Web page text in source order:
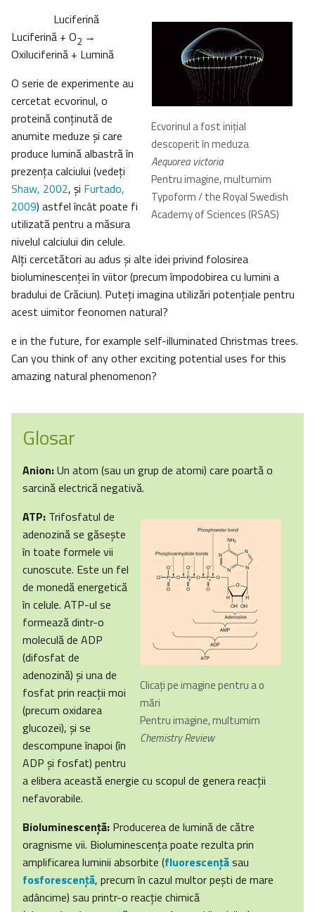
Ecvorinul a fost iniţial
descoperit în meduza
Aequorea victoria
Pentru imagine, multumim
Typoform / the Royal Swedish
Academy of Sciences (RSAS)
Luciferină
Luciferină + O2 →
Oxiluciferină + Lumină
O serie de experimente au
cercetat ecvorinul, o
proteină conţinută de
anumite meduze şi care
produce lumină albastră în
prezenţa calciului (vedeţi
Shaw, 2002, şi Furtado,
2009) astfel încât poate fi
utilizată pentru a măsura
nivelul calciului din celule.
Alţi cercetători au adus şi alte idei privind folosirea
bioluminescenţei în viitor (precum împodobirea cu lumini a
bradului de Crăciun). Puteţi imagina utilizări potenţiale pentru
acest uimitor feonomen natural?
e in the future, for example self-illuminated Christmas trees.
Can you think of any other exciting potential uses for this
amazing natural phenomenon?
Glosar
Anion:Un atom (sau un grup de atomi) care poartă o
sarcină electrică negativă.
Clicați pe imagine pentru a o
mări
Pentru imagine, multumim
Chemistry Review
ATP: Trifosfatul de
adenozină se găseşte
în toate formele vii
cunoscute. Este un fel
de monedă energetică
în celule. ATP-ul se
formează dintr-o
moleculă de ADP
(difosfat de
adenozină) şi una de
fosfat prin reacţii moi
(precum oxidarea
glucozei), şi se
descompune înapoi (în
ADP şi fosfat) pentru
a elibera această energie cu scopul de genera reacţii
nefavorabile.
Bioluminescenţă: Producerea de lumină de către
oragnisme vii. Bioluminescenţa poate rezulta prin
amplificarea luminii absorbite (fluorescenţăsau
fosforescenţă, precum în cazul multor peşti de mare
adâncime) sau printr-o reacţie chimică